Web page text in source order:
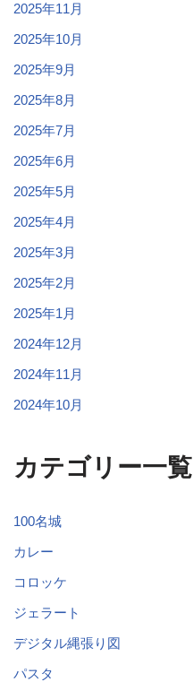
2025年11月
2025年10月
2025年9月
2025年8月
2025年7月
2025年6月
2025年5月
2025年4月
2025年3月
2025年2月
2025年1月
2024年12月
2024年11月
2024年10月
カテゴリー一覧
100名城
カレー
コロッケ
ジェラート
デジタル縄張り図
パスタ